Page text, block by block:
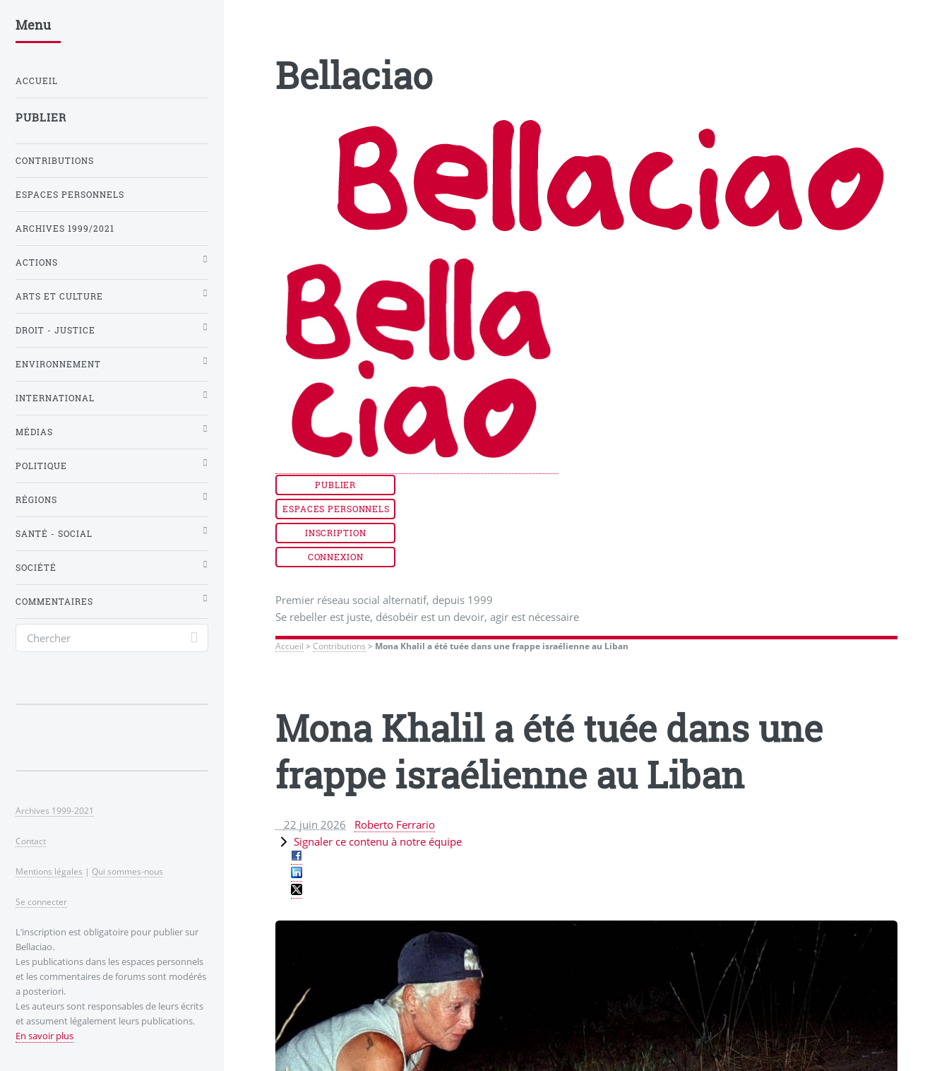
Bellaciao
PUBLIER
ESPACES PERSONNELS
INSCRIPTION
CONNEXION
Premier réseau social alternatif, depuis 1999
Se rebeller est juste, désobéir est un devoir, agir est nécessaire
Accueil >Contributions > Mona Khalil a été tuée dans une frappe israélienne au Liban
Mona Khalil a été tuée dans une
frappe israélienne au Liban
22 juin 2026
Roberto Ferrario
Signaler ce contenu à notre équipe
Menu
ACCUEIL
PUBLIER
CONTRIBUTIONS
ESPACES PERSONNELS
ARCHIVES 1999/2021
ACTIONS
ARTS ET CULTURE
DROIT - JUSTICE
ENVIRONNEMENT
INTERNATIONAL
MÉDIAS
POLITIQUE
RÉGIONS
SANTÉ - SOCIAL
SOCIÉTÉ
COMMENTAIRES
Archives 1999-2021
Contact
Mentions légales | Qui sommes-nous
Se connecter
L’inscription est obligatoire pour publier sur
Bellaciao.
Les publications dans les espaces personnels
et les commentaires de forums sont modérés
a posteriori.
Les auteurs sont responsables de leurs écrits
et assument légalement leurs publications.
En savoir plus